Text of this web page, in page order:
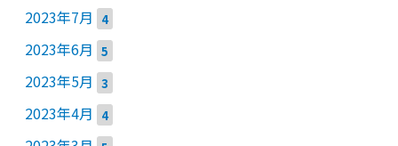
2023年7月 4
2023年6月 5
2023年5月 3
2023年4月 4